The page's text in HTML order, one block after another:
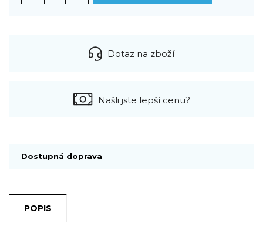
Dotaz na zboží
Našli jste lepší cenu?
Dostupná doprava
POPIS